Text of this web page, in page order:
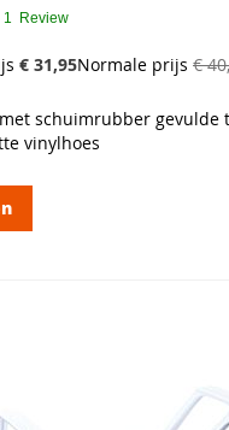
1 Review
€ 31,95Normale prijs €
schuimrubber
vinylhoes